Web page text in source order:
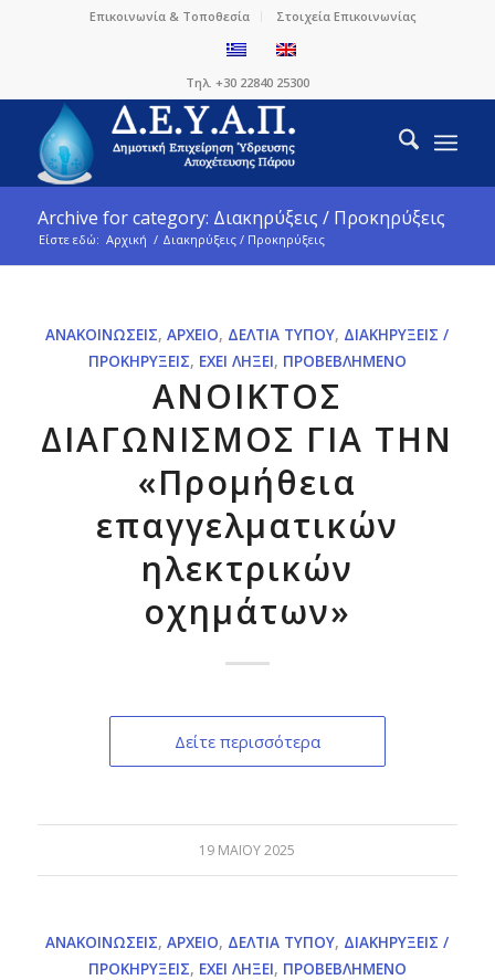
Επικοινωνία & Τοποθεσία Στοιχεία Επικοινωνίας
Τηλ. +30 22840 25300
Archive for category: Διακηρύξεις / Προκηρύξεις
Είστε εδώ: Αρχική / Διακηρύξεις / Προκηρύξεις
ΑΝΑΚΟΙΝΏΣΕΙΣ,ΑΡΧΕΊΟ, ΔΕΛΤΊΑ ΤΎΠΟΥ, ΔΙΑΚΗΡΎΞΕΙΣ /
ΠΡΟΚΗΡΎΞΕΙΣ, ΈΧΕΙ ΛΉΞΕΙ, ΠΡΟΒΕΒΛΗΜΈΝΟ
ΑΝΟΙΚΤΟΣ
ΔΙΑΓΩΝΙΣΜΟΣ ΓΙΑ ΤΗΝ
«Προμήθεια
επαγγελματικών
ηλεκτρικών
οχημάτων»
Δείτε περισσότερα
19 ΜΑΪ́ΟΥ 2025
ΑΝΑΚΟΙΝΏΣΕΙΣ,ΑΡΧΕΊΟ, ΔΕΛΤΊΑ ΤΎΠΟΥ, ΔΙΑΚΗΡΎΞΕΙΣ /
ΠΡΟΚΗΡΎΞΕΙΣ, ΈΧΕΙ ΛΉΞΕΙ, ΠΡΟΒΕΒΛΗΜΈΝΟ